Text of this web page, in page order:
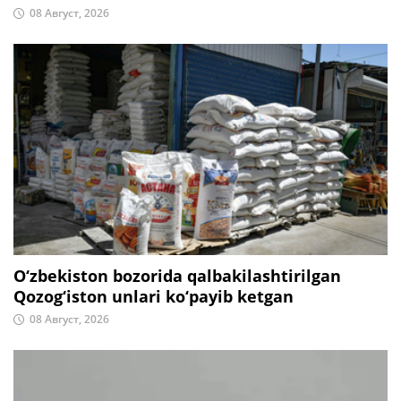
08 Август, 2026
O‘zbekiston bozorida qalbakilashtirilgan
Qozog‘iston unlari ko‘payib ketgan
08 Август, 2026